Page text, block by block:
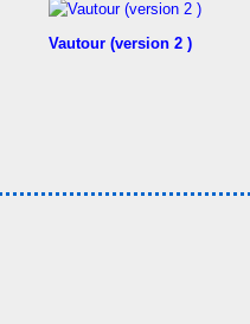
Vautour (version 2 )